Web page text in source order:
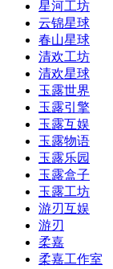
星河工坊
云锦星球
春山星球
清欢工坊
清欢星球
玉露世界
玉露引擎
玉露互娱
玉露物语
玉露乐园
玉露盒子
玉露工坊
游刃互娱
游刃
柔嘉
柔嘉工作室